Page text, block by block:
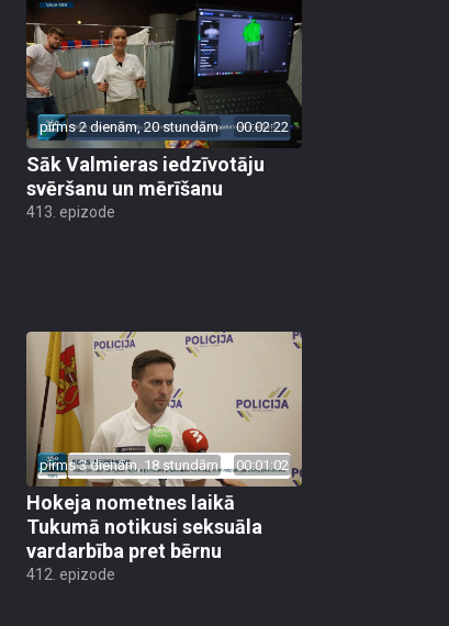
pirms 2 dienām, 20 stundām 00:02:22
Sāk Valmieras iedzīvotāju
svēršanu un mērīšanu
413. epizode
pirms 3 dienām, 18 stundām 00:01:02
Hokeja nometnes laikā
Tukumā notikusi seksuāla
vardarbība pret bērnu
412. epizode